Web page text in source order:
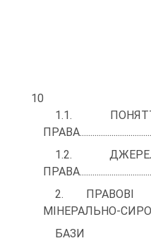
10
1.1.
1.2.
2. ПРАВОВІ
МІНЕРАЛЬНО-
БАЗИ